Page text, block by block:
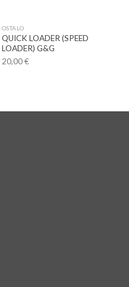
OSTALO
QUICK LOADER (SPEED
LOADER) G&G
20,00€